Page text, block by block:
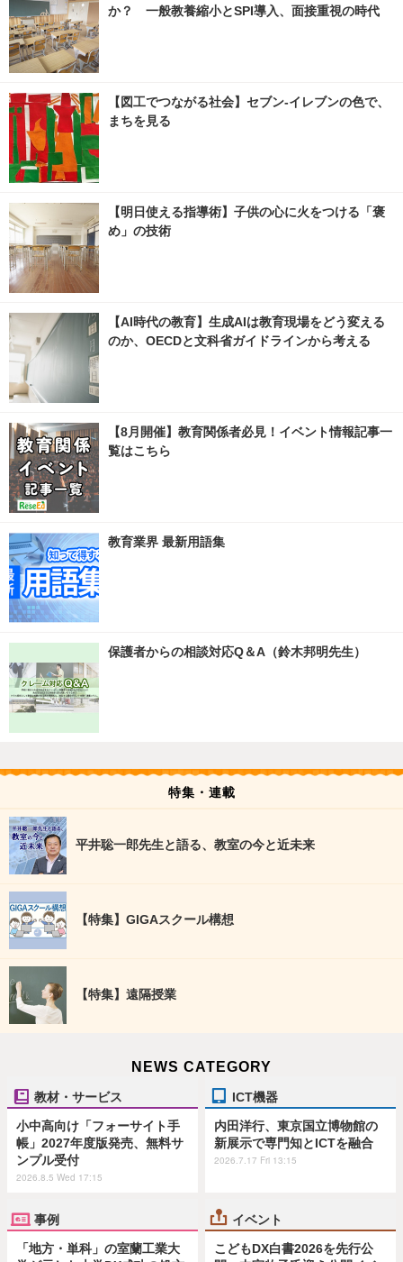
か？ 一般教養縮小とSPI導入、面接重視の時代
【図工でつながる社会】セブン‐イレブンの色で、
まちを見る
【明日使える指導術】子供の心に火をつける「褒
め」の技術
【AI時代の教育】生成AIは教育現場をどう変える
のか、OECDと文科省ガイドラインから考える
【8月開催】教育関係者必見！イベント情報記事一
覧はこちら
教育業界 最新用語集
保護者からの相談対応Q＆A（鈴木邦明先生）
特集・連載
平井聡一郎先生と語る、教室の今と近未来
【特集】GIGAスクール構想
【特集】遠隔授業
NEWS CATEGORY
教材・サービス
小中高向け「フォーサイト手
帳」2027年度版発売、無料サ
ンプル受付
2026.8.5 Wed 17:15
ICT機器
内田洋行、東京国立博物館の
新展示で専門知とICTを融合
2026.7.17 Fri 13:15
事例
「地方・単科」の室蘭工業大
イベント
こどもDX白書2026を先行公